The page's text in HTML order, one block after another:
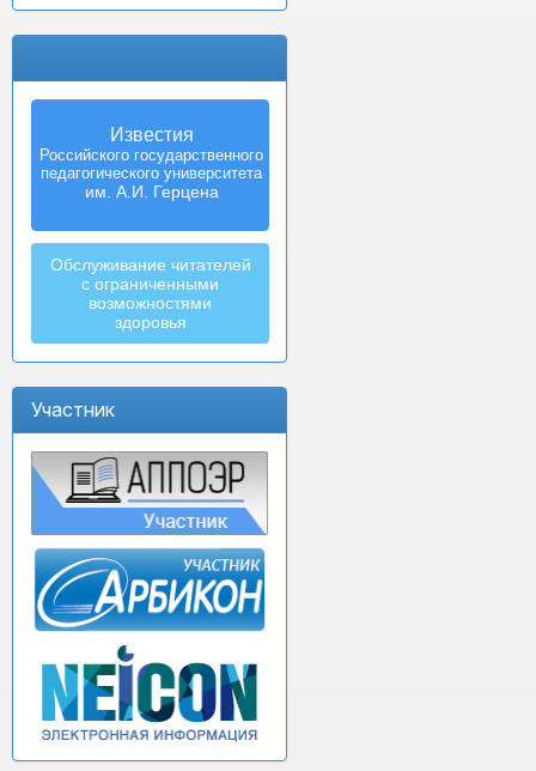
Известия
Российского государственного
педагогического университета
им. А.И. Герцена
Izvestia:
Herzen University
Journal of
Humanities & Sciences
Обслуживание читателей
с ограниченными
возможностями
здоровья
Участник